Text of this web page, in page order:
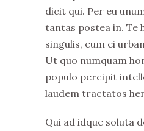
dicit qui. Per eu
tantas postea in. Te
singulis, eum ei
Ut quo numquam
populo percipit
laudem tractatos
Qui ad idque soluta